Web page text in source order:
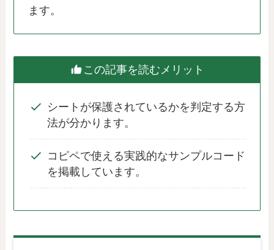
ます。
この記事を読むメリット
シートが保護されているかを判定する方
法が分かります。
コピペで使える実践的なサンプルコード
を掲載しています。